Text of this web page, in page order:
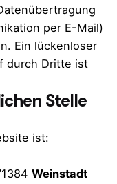
per E-Mail)
Ein lückenloser
durch Dritte ist
Stelle
ist:
Weinstadt